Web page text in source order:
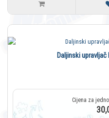
Daljinski upravljač